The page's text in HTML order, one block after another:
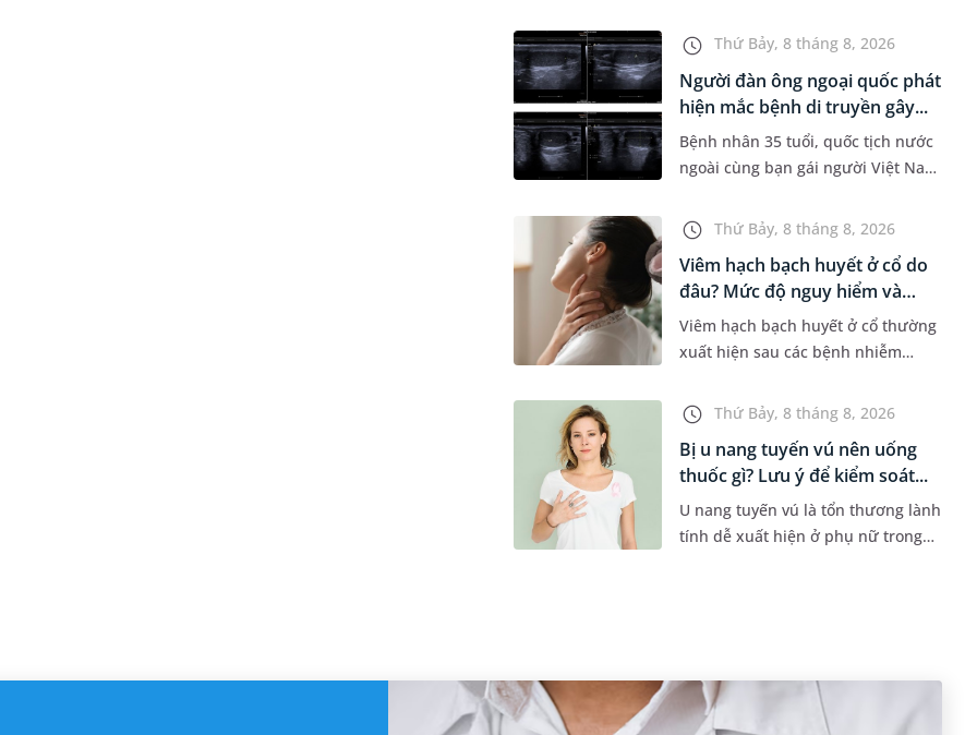
Bệnh viện (HIS - Hospital
Information System) giai đoạn mới.
Dự á...
Thứ Bảy, 8 tháng 8, 2026
Người đàn ông ngoại quốc phát
hiện mắc bệnh di truyền gây...
Bệnh nhân 35 tuổi, quốc tịch nước
ngoài cùng bạn gái người Việt Nam
hôn nhân. Qua thăm khám và làm
các xét nghiệm chuyên sâu,...
Thứ Bảy, 8 tháng 8, 2026
Viêm hạch bạch huyết ở cổ do
đâu? Mức độ nguy hiểm và
phư...
Viêm hạch bạch huyết ở cổ thường
xuất hiện sau các bệnh nhiễm
đến lao hạch hoặc ung thư. Để tìm
hiểu nguyên nhân gây viêm,...
Thứ Bảy, 8 tháng 8, 2026
Bị u nang tuyến vú nên uống
thuốc gì? Lưu ý để kiểm soát...
U nang tuyến vú là tổn thương lành
tính dễ xuất hiện ở phụ nữ trong